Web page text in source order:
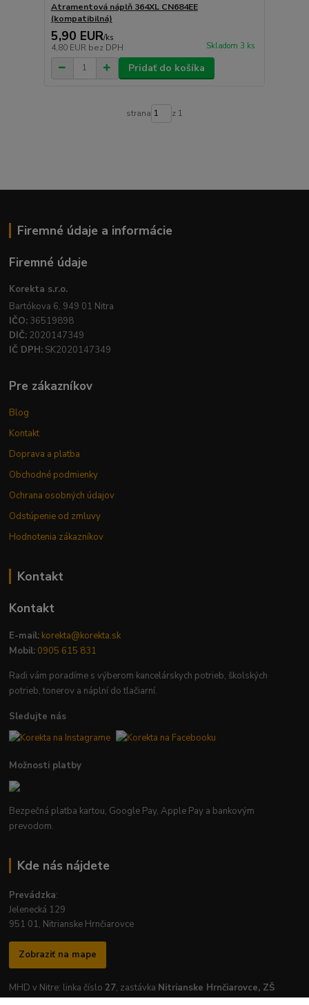
Atramentová náplň 364XL CN684EE
(kompatibilná)
5,90 EUR/ks
4,80 EUR bez DPH Skladom 3 ks
Pridať do košíka
strana z 1
Firemné údaje a informácie
Firemné údaje
Korekta s.r.o.
Bartókova 6, 949 01 Nitra
IČO: 36519898
DIČ: 2020147349
IČ DPH: SK2020147349
Pre zákazníkov
Blog
Kontakt
Doprava a platba
Obchodné podmienky
Ochrana osobných údajov
Odstúpenie od zmluvy
Hodnotenia zákazníkov
Kontakt
Kontakt
E-mail: korekta@korekta.sk
Mobil: 0905 615 831
Radi vám poradíme s výberom kancelárskych potrieb, školských
potrieb, tonerov a náplní do tlačiarní.
Sledujte nás
Možnosti platby
Bezpečná platba kartou, Google Pay, Apple Pay a bankovým
prevodom.
Kde nás nájdete
Prevádzka:
Jelenecká 129
951 01, Nitrianske Hrnčiarovce
Zobraziť na mape
MHD v Nitre: linka číslo 27, zastávka Nitrianske Hrnčiarovce, ZŠ